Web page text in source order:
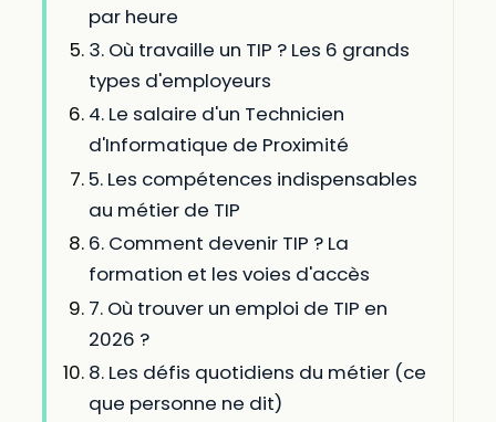
par heure
3. Où travaille un TIP ? Les 6 grands
types d'employeurs
4. Le salaire d'un Technicien
d'Informatique de Proximité
5. Les compétences indispensables
au métier de TIP
6. Comment devenir TIP ? La
formation et les voies d'accès
7. Où trouver un emploi de TIP en
2026 ?
8. Les défis quotidiens du métier (ce
que personne ne dit)